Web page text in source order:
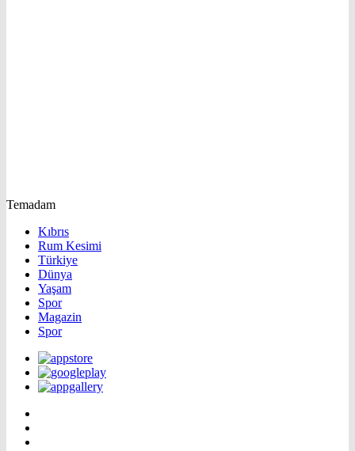
Temadam
Kıbrıs
Rum Kesimi
Türkiye
Dünya
Yaşam
Spor
Magazin
Spor